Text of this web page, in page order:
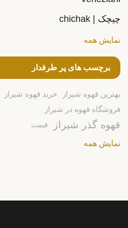
چیچک | chichak
نمایش همه
برچسب های پر طرفدار
بهترین قهوه شیراز
خرید قهوه شیراز
فروشگاه قهوه در شیراز
قهوه گذر شیراز قیمت
نمایش همه